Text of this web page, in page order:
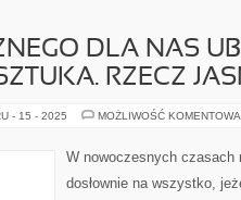
DLA NAS
RZECZ
- 15 - 2025 MOŻLIWOŚĆ
W nowoczesnych czasach
dosłownie na wszystko,